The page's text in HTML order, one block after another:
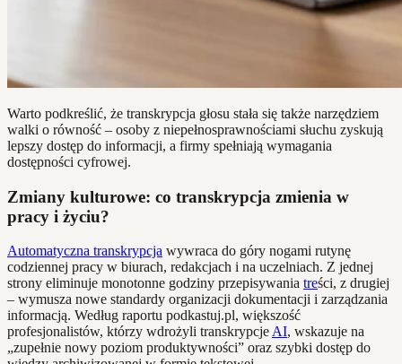
Warto podkreślić, że transkrypcja głosu stała się także narzędziem
walki o równość – osoby z niepełnosprawnościami słuchu zyskują
lepszy dostęp do informacji, a firmy spełniają wymagania
dostępności cyfrowej.
Zmiany kulturowe: co transkrypcja zmienia w
pracy i życiu?
Automatyczna transkrypcja wywraca do góry nogami rutynę
codziennej pracy w biurach, redakcjach i na uczelniach. Z jednej
strony eliminuje monotonne godziny przepisywania treści, z drugiej
– wymusza nowe standardy organizacji dokumentacji i zarządzania
informacją. Według raportu podkastuj.pl, większość
profesjonalistów, którzy wdrożyli transkrypcje AI, wskazuje na
„zupełnie nowy poziom produktywności” oraz szybki dostęp do